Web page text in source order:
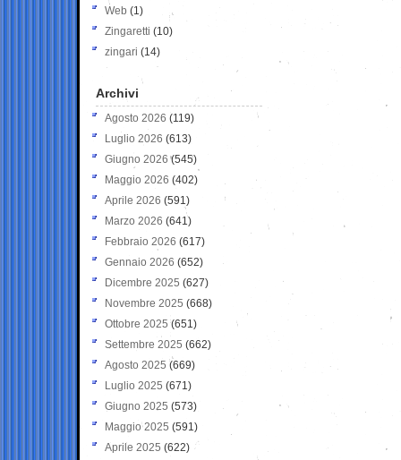
Web (1)
Zingaretti (10)
zingari (14)
Archivi
Agosto 2026 (119)
Luglio 2026 (613)
Giugno 2026 (545)
Maggio 2026 (402)
Aprile 2026 (591)
Marzo 2026 (641)
Febbraio 2026 (617)
Gennaio 2026 (652)
Dicembre 2025 (627)
Novembre 2025 (668)
Ottobre 2025 (651)
Settembre 2025 (662)
Agosto 2025 (669)
Luglio 2025 (671)
Giugno 2025 (573)
Maggio 2025 (591)
Aprile 2025 (622)